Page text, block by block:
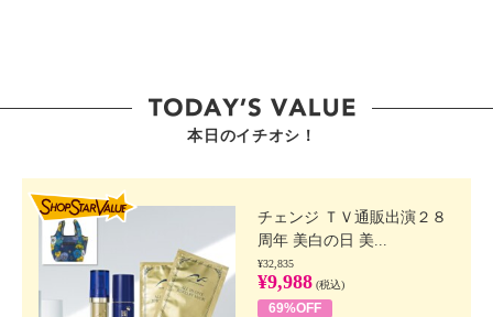
本日のイチオシ！
チェンジ ＴＶ通販出演２８
周年 美白の日 美...
¥32,835
¥9,988 (税込)
69%OFF